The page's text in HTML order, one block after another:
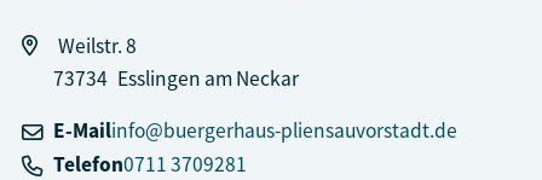
Weilstr. 8
73734 Esslingen am Neckar
E-Mailinfo@buergerhaus-pliensauvorstadt.de
Telefon0711 3709281